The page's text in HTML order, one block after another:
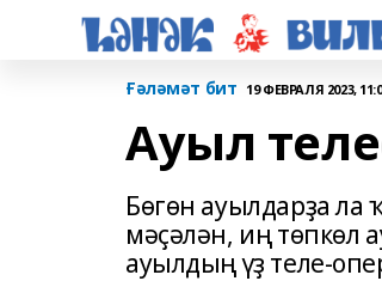
Ғәләмәт бит 19 ФЕВРАЛЯ 2023,
Ауыл
Бөгөн ауылдарҙа
мәҫәлән, иң төпкөл
ауылдың үҙ теле-